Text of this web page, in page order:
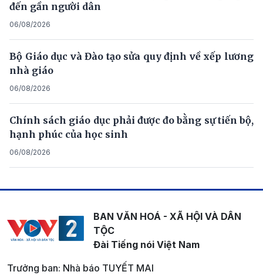
đến gần người dân
06/08/2026
Bộ Giáo dục và Đào tạo sửa quy định về xếp lương
nhà giáo
06/08/2026
Chính sách giáo dục phải được đo bằng sự tiến bộ,
hạnh phúc của học sinh
06/08/2026
BAN VĂN HOÁ - XÃ HỘI VÀ DÂN
TỘC
Đài Tiếng nói Việt Nam
Trưởng ban: Nhà báo TUYẾT MAI